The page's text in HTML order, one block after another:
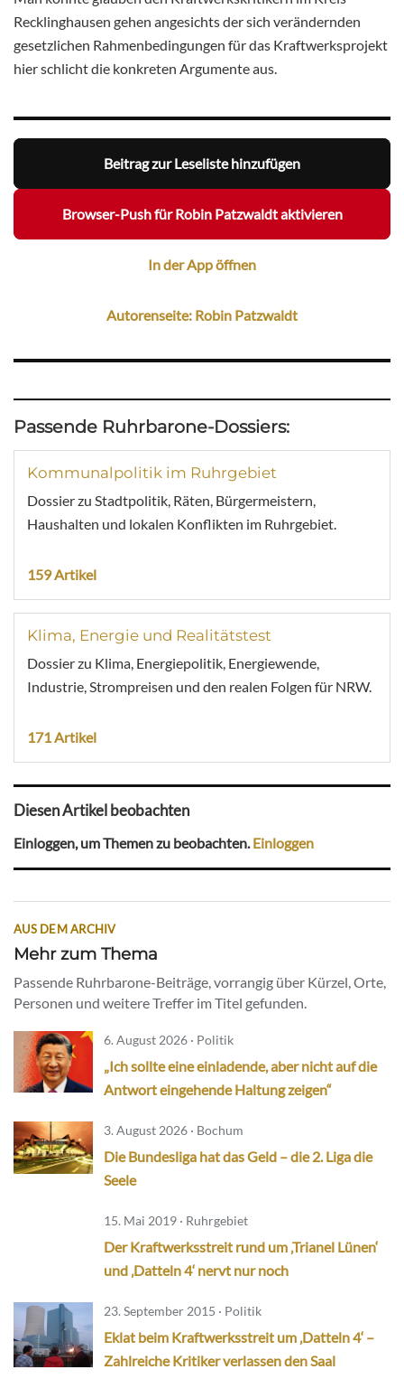
Recklinghausen gehen angesichts der sich verändernden
gesetzlichen Rahmenbedingungen für das Kraftwerksprojekt
hier schlicht die konkreten Argumente aus.
Beitrag zur Leseliste hinzufügen
Browser-Push für Robin Patzwaldt aktivieren
In der App öffnen
Autorenseite: Robin Patzwaldt
Passende Ruhrbarone-Dossiers:
Kommunalpolitik im Ruhrgebiet
Dossier zu Stadtpolitik, Räten, Bürgermeistern,
Haushalten und lokalen Konflikten im Ruhrgebiet.
159 Artikel
Klima, Energie und Realitätstest
Dossier zu Klima, Energiepolitik, Energiewende,
Industrie, Strompreisen und den realen Folgen für NRW.
171 Artikel
Diesen Artikel beobachten
Einloggen, um Themen zu beobachten.Einloggen
AUS DEM ARCHIV
Mehr zum Thema
Passende Ruhrbarone-Beiträge, vorrangig über Kürzel, Orte,
Personen und weitere Treffer im Titel gefunden.
6. August 2026 · Politik
„Ich sollte eine einladende, aber nicht auf die
Antwort eingehende Haltung zeigen“
3. August 2026 · Bochum
Die Bundesliga hat das Geld – die 2. Liga die
Seele
15. Mai 2019 · Ruhrgebiet
Der Kraftwerksstreit rund um ‚Trianel Lünen‘
und ‚Datteln 4‘ nervt nur noch
23. September 2015 · Politik
Eklat beim Kraftwerksstreit um ‚Datteln 4‘ –
Zahlreiche Kritiker verlassen den Saal